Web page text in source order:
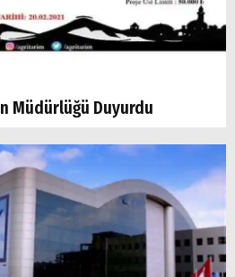
Müdürlüğü Duyurdu